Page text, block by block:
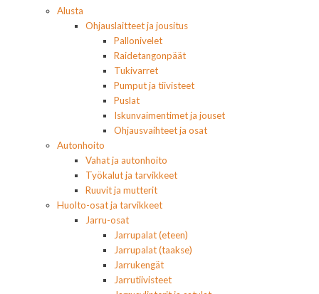
Alusta
Ohjauslaitteet ja jousitus
Pallonivelet
Raidetangonpäät
Tukivarret
Pumput ja tiivisteet
Puslat
Iskunvaimentimet ja jouset
Ohjausvaihteet ja osat
Autonhoito
Vahat ja autonhoito
Työkalut ja tarvikkeet
Ruuvit ja mutterit
Huolto-osat ja tarvikkeet
Jarru-osat
Jarrupalat (eteen)
Jarrupalat (taakse)
Jarrukengät
Jarrutiivisteet